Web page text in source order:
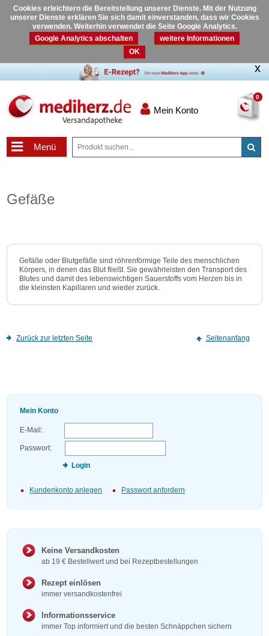
Cookies erleichtern die Bereitstellung unserer Dienste. Mit der Nutzung
unserer Dienste erklären Sie sich damit einverstanden, dass wir Cookies
verwenden. Weiterhin verwendet die Seite Google Analytics.
Google Analytics abschalten
weitere Informationen
OK
0
Mein Konto
Menü
Gefäße
Gefäße oder Blutgefäße sind röhrenförmige Teile des menschlichen
Körpers, in denen das Blut fließt. Sie gewährleisten den Transport des
Blutes und damit des lebenswichtigen Sauerstoffs vom Herzen bis in
die kleinsten Kapillaren und wieder zurück.
Zurück zur letzten Seite Seitenanfang
Mein Konto
E-Mail:
Passwort:
Login
Kundenkonto anlegen Passwort anfordern
Keine Versandkosten
ab 19 € Bestellwert und bei Rezeptbestellungen
Rezept einlösen
immer versandkostenfrei
Informationsservice
immer Top informiert und die besten Schnäppchen sichern